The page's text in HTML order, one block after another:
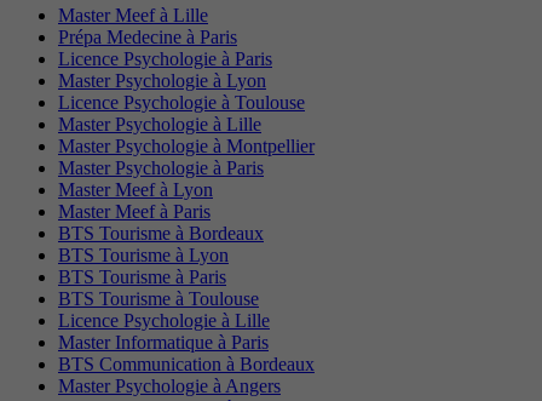
Master Meef à Lille
Prépa Medecine à Paris
Licence Psychologie à Paris
Master Psychologie à Lyon
Licence Psychologie à Toulouse
Master Psychologie à Lille
Master Psychologie à Montpellier
Master Psychologie à Paris
Master Meef à Lyon
Master Meef à Paris
BTS Tourisme à Bordeaux
BTS Tourisme à Lyon
BTS Tourisme à Paris
BTS Tourisme à Toulouse
Licence Psychologie à Lille
Master Informatique à Paris
BTS Communication à Bordeaux
Master Psychologie à Angers